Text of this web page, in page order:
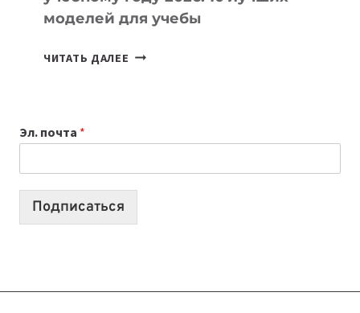
моделей для учебы
ЧИТАТЬ ДАЛЕЕ КАКОЙ
2026:
10
Эл. почта *
Подписаться